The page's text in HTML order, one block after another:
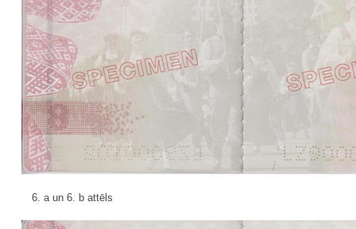
6. a un 6. b attēls